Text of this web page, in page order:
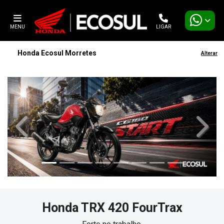
MENU LIGAR
Honda Ecosul Morretes Alterar
templates.template-
HondaTRX 420 FourTrax